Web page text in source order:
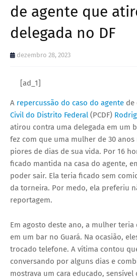
de agente que
delegada no DF
dezembro 28, 2023
[ad_1]
A repercussão do caso do agente de
Civil do Distrito Federal (PCDF)
atirou contra uma delegada em um
fez com que uma mulher de 30 anos
piores de dias de sua vida. Por 16
ficado mantida na casa do agente,
poder sair. Ela teria ficado sem
da torneira. Por medo, ela preferiu
reportagem.
Em agosto deste ano, a mulher
em um bar no Guará. Na ocasião,
trocado telefone. A vítima contou
conversando por alguns dias e
mostrava um cara educado,